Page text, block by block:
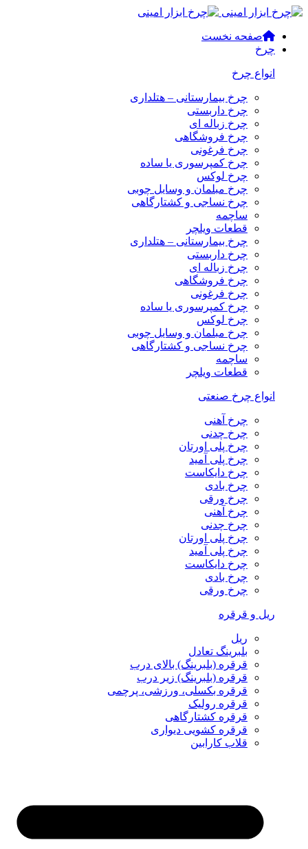
صفحه نخست
چرخ
انواع چرخ
چرخ بیمارستانی – هتلداری
چرخ داربستی
چرخ زباله ای
چرخ فروشگاهی
چرخ فرغونی
چرخ کمپرسوری یا ساده
چرخ لوکس
چرخ مبلمان و وسایل چوبی
چرخ نساجی و کشتارگاهی
ساچمه
قطعات ویلچر
چرخ بیمارستانی – هتلداری
چرخ داربستی
چرخ زباله ای
چرخ فروشگاهی
چرخ فرغونی
چرخ کمپرسوری یا ساده
چرخ لوکس
چرخ مبلمان و وسایل چوبی
چرخ نساجی و کشتارگاهی
ساچمه
قطعات ویلچر
انواع چرخ صنعتی
چرخ آهنی
چرخ چدنی
چرخ پلی اورتان
چرخ پلی آمید
چرخ دایکاست
چرخ بادی
چرخ ورقی
چرخ آهنی
چرخ چدنی
چرخ پلی اورتان
چرخ پلی آمید
چرخ دایکاست
چرخ بادی
چرخ ورقی
ریل و قرقره
ریل
بلبرینگ تعادل
قرقره (بلبرینگ) بالای درب
قرقره (بلبرینگ) زیر درب
قرقره بکسلی، ورزشی، پرچمی
قرقره رولیک
قرقره کشتارگاهی
قرقره کشویی دیواری
قلاب کارابین